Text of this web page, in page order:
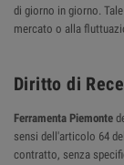
di giorno in giorno.
mercato o alla
Diritto di
Ferramenta Piemonte
sensi dell'articolo 64
contratto, senza